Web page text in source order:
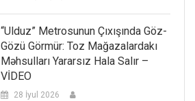
“Ulduz” Metrosunun Çıxışında Göz-
Gözü Görmür: Toz Mağazalardakı
Məhsulları Yararsız Hala Salır –
VİDEO
28 İyul 2026